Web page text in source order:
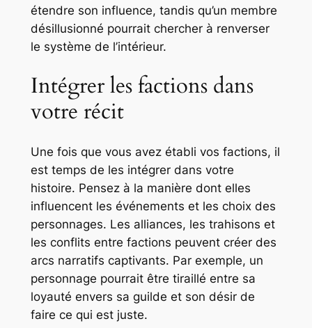
étendre son influence, tandis qu’un membre
désillusionné pourrait chercher à renverser
le système de l’intérieur.
Intégrer les factions dans
votre récit
Une fois que vous avez établi vos factions, il
est temps de les intégrer dans votre
histoire. Pensez à la manière dont elles
influencent les événements et les choix des
personnages. Les alliances, les trahisons et
les conflits entre factions peuvent créer des
arcs narratifs captivants. Par exemple, un
personnage pourrait être tiraillé entre sa
loyauté envers sa guilde et son désir de
faire ce qui est juste.